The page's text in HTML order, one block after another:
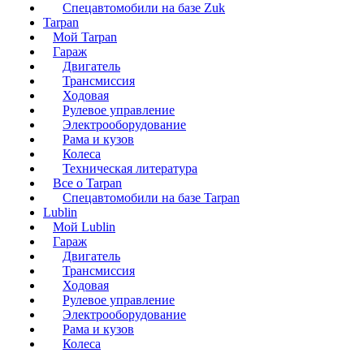
Спецавтомобили на базе Zuk
Tarpan
Мой Tarpan
Гараж
Двигатель
Трансмиссия
Ходовая
Рулевое управление
Электрооборудование
Рама и кузов
Колеса
Техническая литература
Все о Tarpan
Спецавтомобили на базе Tarpan
Lublin
Мой Lublin
Гараж
Двигатель
Трансмиссия
Ходовая
Рулевое управление
Электрооборудование
Рама и кузов
Колеса